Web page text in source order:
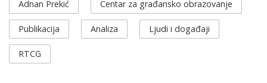
Adnan Prekić Centar za građansko obrazovanje
Publikacija Analiza Ljudi i događaji
RTCG